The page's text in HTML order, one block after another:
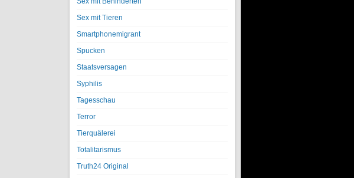
Sex mit Tieren
Smartphonemigrant
Spucken
Staatsversagen
Syphilis
Tagesschau
Terror
Tierquälerei
Totalitarismus
Truth24 Original